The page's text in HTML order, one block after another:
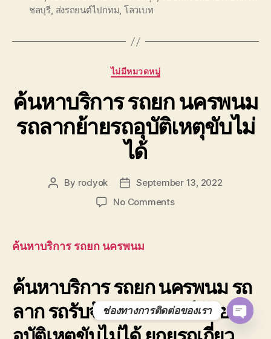
ชลบุรี, ส่งรถยนต์ไปกทม, โลวเบท
Categories
ไม่มีหมวดหมู่
ค้นหาบริการ รถยก นครพนม
รถลากย้ายรถอุบัติเหตุขับไม่
ได้
Post
By rodyok
Post
date
September 13, 2022
No Commentson
ลาก
ย้าย
รถ
อุบัติเหตุ
ขับ
ค้นหาบริการ รถยก นครพนม
ค้นหาบริการ รถยก นครพนม รถ
ลาก รถรับจ้างยกรถยนต์ ย้ายรถ
ช่องทางการติดต่อของเรา